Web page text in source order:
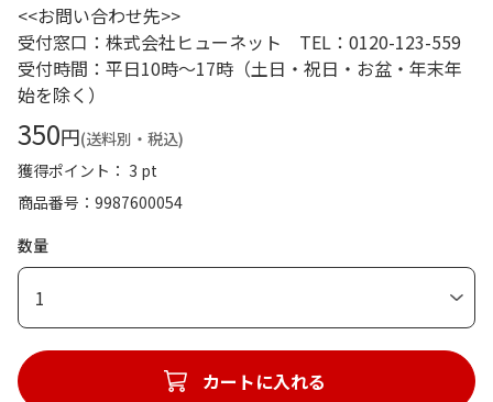
<<お問い合わせ先>>
受付窓口：株式会社ヒューネット TEL：0120-123-559
受付時間：平日10時～17時（土日・祝日・お盆・年末年
始を除く）
350円(送料別・税込)
獲得ポイント： 3 pt
商品番号
9987600054
数量
1
カートに入れる